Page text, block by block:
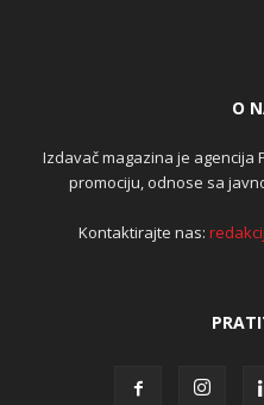
O
Izdavač magazina je agencija
promociju, odnose sa
Kontaktirajte nas: